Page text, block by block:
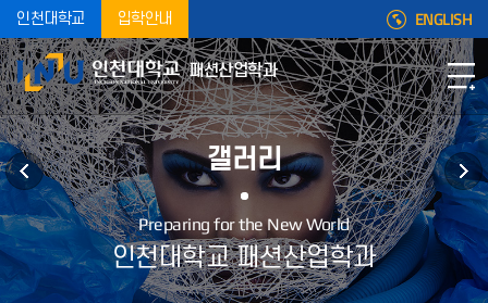
인천대학교 입학안내 ENGLISH
패션산업학과
갤러리